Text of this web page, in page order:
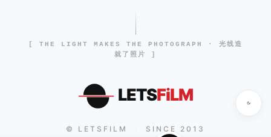
[ THE LIGHT MAKES THE PHOTOGRAPH · 光线造
就了照片 ]
LETSFiLM
© LETSFILM SINCE 2013